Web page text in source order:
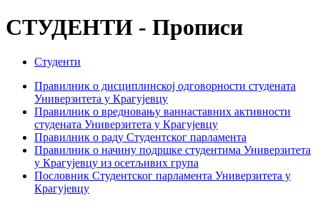
СТУДЕНТИ - Прописи
Студенти
Правилник о дисциплинској одговорности студената
Универзитета у Крагујевцу
Правилник о вредновању ваннаставних активности
студената Универзитета у Крагујевцу
Правилник о раду Студентског парламента
Правилник о начину подршке студентима Универзитета
у Крагујевцу из осетљивих група
Пословник Студентског парламента Универзитета у
Крагујевцу